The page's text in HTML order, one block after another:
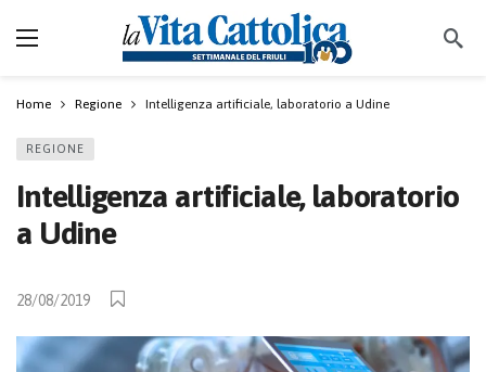
Home Regione Intelligenza artificiale, laboratorio a Udine
REGIONE
Intelligenza artificiale, laboratorio
a Udine
28/08/2019